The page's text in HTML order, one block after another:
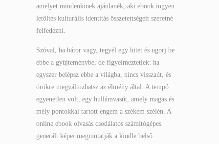
amelyet mindenkinek ajánlanék, aki ebook ingyen
letöltés kulturális identitás összetettségeit szeretné
felfedezni.
Szóval, ha bátor vagy, tegyél egy hitet és ugorj be
ebbe a gyűjteménybe, de figyelmeztetlek: ha
egyszer belépsz ebbe a világba, nincs visszaút, és
örökre megváltozhatsz az élmény által. A tempó
egyenetlen volt, egy hullámvasút, amely magas és
mély pontokkal tartott engem a székem szélén. A
online ebook olvasás csodálatos számítógépes
generált képei megmutatják a kindle belső